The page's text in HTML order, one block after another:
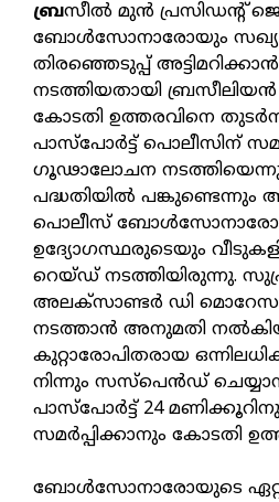
ബ്രസീല്‍ മുന്‍ പ്രസിഡന്റ്
ബോള്‍സോനാരോയും
തിരഞ്ഞെടുപ്പ്
നടത്തിയതായി
കോടതി ഉത്തരവിനെ
പാസ്‌പോര്‍ട്ട് പൊലീസിന്
ഗൂഢാലോചന
പദ്ധതിയില്‍ പങ്കുണ്ടെന്നും
പൊലീസ്
ഉദ്യോഗസ്ഥരുടെയും
റെയ്ഡ് നടത്തിയിരുന്നു.
അലക്‌സാണ്ടര്‍ ഡി
നടത്താന്‍ അനുമതി
കുറ്റാരോപിതരായ
നിന്നും സസ്‌പെന്‍ഡ്
പാസ്‌പോര്‍ട്ട് 24
സമര്‍പ്പിക്കാനും കോടതി
ബോള്‍സോനാരോയുടെ